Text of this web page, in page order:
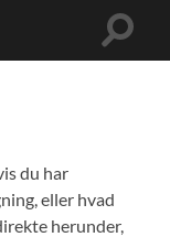
Toggle
du har
eller hvad
herunder,